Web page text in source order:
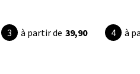
à partir de 39,90 à